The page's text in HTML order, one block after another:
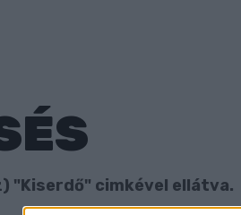
"Kiserdő" cimkével ellátva.